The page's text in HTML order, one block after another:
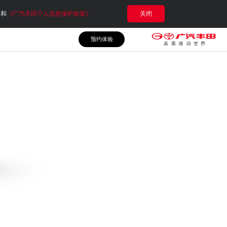
《广汽丰田个人信息保护政策》 关闭
预约体验